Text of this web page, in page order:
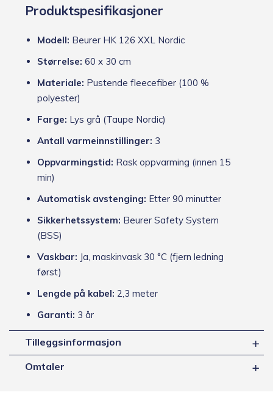
Produktspesifikasjoner
Modell: Beurer HK 126 XXL Nordic
Størrelse: 60 x 30 cm
Materiale: Pustende fleecefiber (100 %
polyester)
Farge: Lys grå (Taupe Nordic)
Antall varmeinnstillinger: 3
Oppvarmingstid: Rask oppvarming (innen 15
min)
Automatisk avstenging: Etter 90 minutter
Sikkerhetssystem: Beurer Safety System
(BSS)
Vaskbar: Ja, maskinvask 30 °C (fjern ledning
først)
Lengde på kabel: 2,3 meter
Garanti: 3 år
Tilleggsinformasjon
Omtaler